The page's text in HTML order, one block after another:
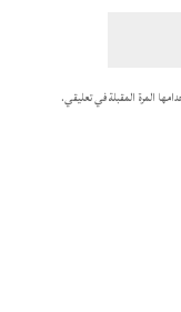
المرة المقبلة في تعليقي.